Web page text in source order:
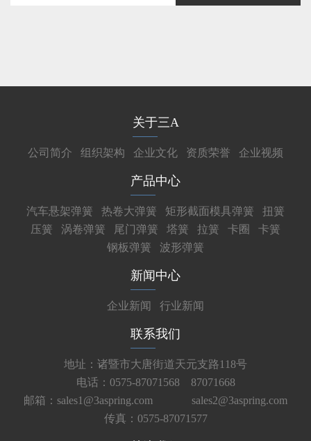
关于三A
公司简介 组织架构 企业文化 资质荣誉 企业视频
产品中心
汽车悬架弹簧 热卷大弹簧 矩形截面模具弹簧
扭簧
压簧
涡卷弹簧 尾门弹簧 塔簧 拉簧 卡圈
卡簧
钢板弹簧
波形弹簧
新闻中心
企业新闻 行业新闻
联系我们
地址：诸暨市大唐街道天元支路118号
电话：0575-87071568 87071668
邮箱：sales1@3aspring.com
sales2@3aspring.com
传真：0575-87071577